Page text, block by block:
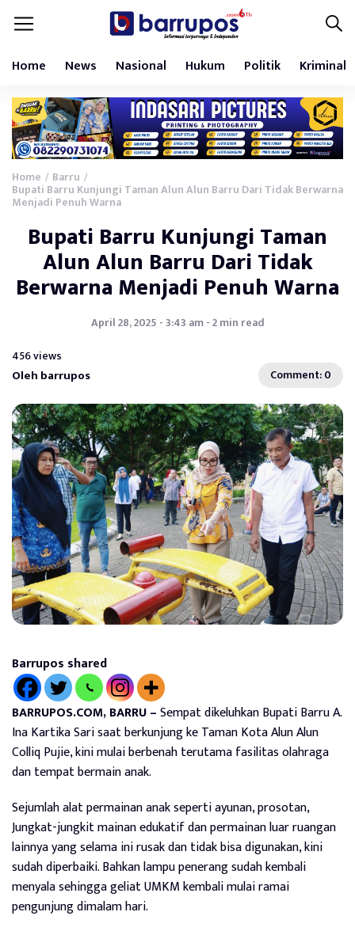
Home News Nasional Hukum Politik Kriminal
Home / Barru /
Bupati Barru Kunjungi Taman Alun Alun Barru Dari Tidak Berwarna
Menjadi Penuh Warna
Bupati Barru Kunjungi Taman
Alun Alun Barru Dari Tidak
Berwarna Menjadi Penuh Warna
April 28, 2025 - 3:43 am - 2 min read
456 views
Oleh barrupos Comment: 0
Barrupos shared
BARRUPOS.COM, BARRU –Sempat dikeluhkan Bupati Barru A.
Ina Kartika Sari saat berkunjung ke Taman Kota Alun Alun
Colliq Pujie, kini mulai berbenah terutama fasilitas olahraga
dan tempat bermain anak.
Sejumlah alat permainan anak seperti ayunan, prosotan,
Jungkat-jungkit mainan edukatif dan permainan luar ruangan
lainnya yang selama ini rusak dan tidak bisa digunakan, kini
sudah diperbaiki. Bahkan lampu penerang sudah kembali
menyala sehingga geliat UMKM kembali mulai ramai
pengunjung dimalam hari.